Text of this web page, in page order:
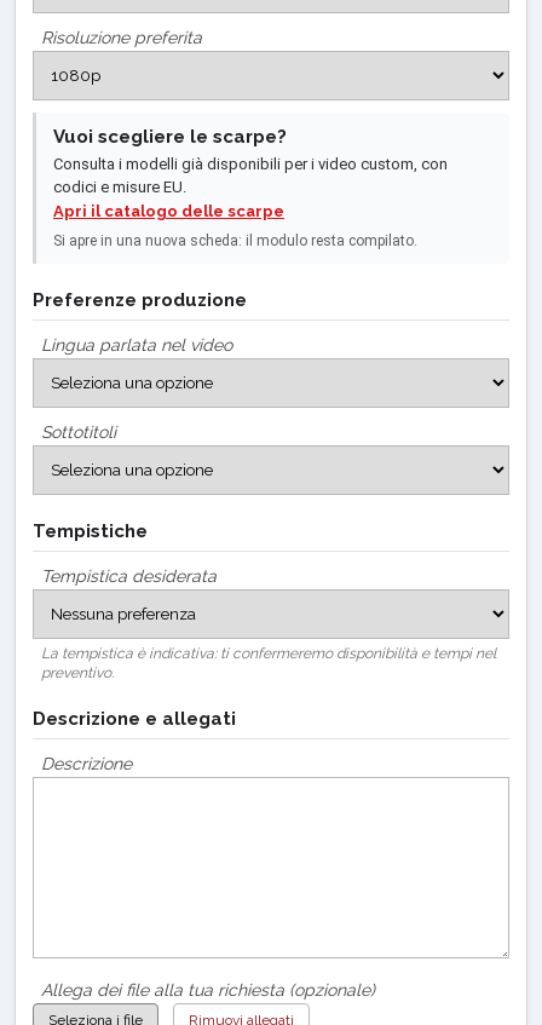
Risoluzione preferita
Vuoi scegliere le scarpe?
Consulta i modelli già disponibili per i video custom, con
codici e misure EU.
Apri il catalogo delle scarpe
Si apre in una nuova scheda: il modulo resta compilato.
Preferenze produzione
Lingua parlata nel video
Sottotitoli
Tempistiche
Tempistica desiderata
La tempistica è indicativa: ti confermeremo disponibilità e tempi nel
preventivo.
Descrizione e allegati
Descrizione
Allega dei file alla tua richiesta (opzionale)
Seleziona i file Rimuovi allegati